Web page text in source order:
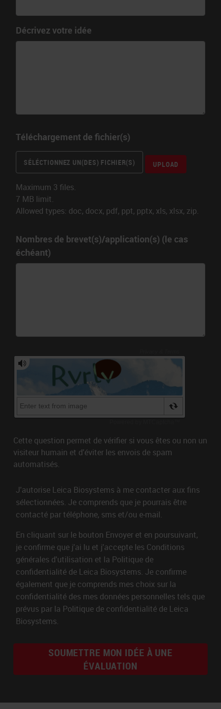
Décrivez votre idée
Téléchargement de fichier(s)
SÉLÉCTIONNEZ UN(DES) FICHIER(S) UPLOAD
Maximum 3 files.
7 MB limit.
Allowed types: doc, docx, pdf, ppt, pptx, xls, xlsx, zip.
Nombres de brevet(s)/application(s) (le cas
échéant)
Cette question permet de vérifier si vous êtes ou non un
visiteur humain et d'éviter les envois de spam
automatisés.
J'autorise Leica Biosystems à me contacter aux fins
sélectionnées. Je comprends que je pourrais être
contacté par téléphone, sms et/ou e-mail.
En cliquant sur le bouton Envoyer et en poursuivant,
je confirme que j'ai lu et j'accepte les Conditions
générales d'utilisation et la Politique de
confidentialité de Leica Biosystems. Je confirme
également que je comprends mes choix sur la
confidentialité des mes données personnelles tels que
prévus par la Politique de confidentialité de Leica
Biosystems.
SOUMETTRE MON IDÉE À UNE
ÉVALUATION